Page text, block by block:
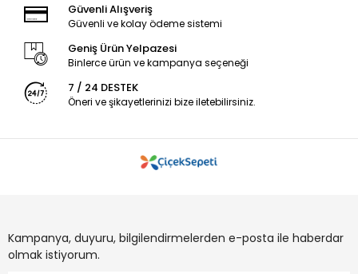
Güvenli Alışveriş
Güvenli ve kolay ödeme sistemi
Geniş Ürün Yelpazesi
Binlerce ürün ve kampanya seçeneği
7 / 24 DESTEK
Öneri ve şikayetlerinizi bize iletebilirsiniz.
Kampanya, duyuru, bilgilendirmelerden e-posta ile haberdar
olmak istiyorum.